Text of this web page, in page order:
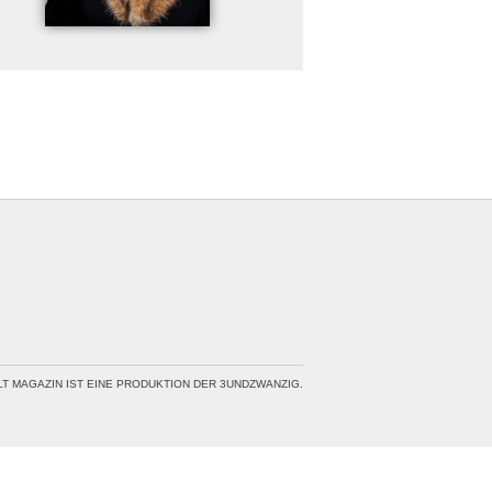
MAGAZIN IST EINE PRODUKTION DER 3UNDZWANZIG.